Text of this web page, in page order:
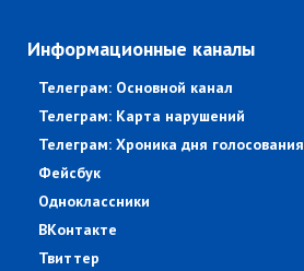
Информационные каналы
Телеграм: Основной канал
Телеграм: Карта нарушений
Телеграм: Хроника дня голосования
Фейсбук
Одноклассники
ВКонтакте
Твиттер